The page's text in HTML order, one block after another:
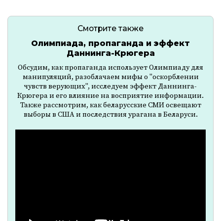
Смотрите также
Олимпиада, пропаганда и эффект
Даннинга-Крюгера
Обсудим, как пропаганда использует Олимпиаду для
манипуляций, разоблачаем мифы о "оскорблении
чувств верующих", исследуем эффект Даннинга-
Крюгера и его влияние на восприятие информации.
Также рассмотрим, как беларусские СМИ освещают
выборы в США и последствия урагана в Беларуси.